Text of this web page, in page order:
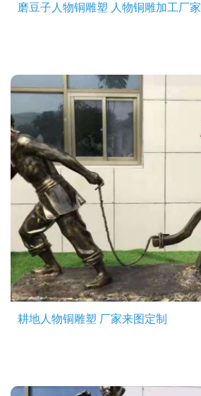
磨豆子人物铜雕塑 人物铜雕加工厂家
耕地人物铜雕塑 厂家来图定制